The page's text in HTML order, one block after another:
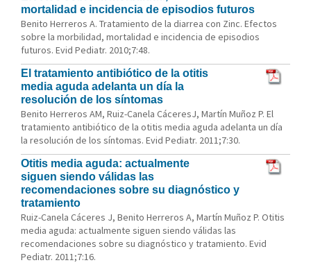
mortalidad e incidencia de episodios futuros
Benito Herreros A. Tratamiento de la diarrea con Zinc. Efectos
sobre la morbilidad, mortalidad e incidencia de episodios
futuros. Evid Pediatr. 2010;7:48.
El tratamiento antibiótico de la otitis
media aguda adelanta un día la
resolución de los síntomas
Benito Herreros AM, Ruiz-Canela CáceresJ, Martín Muñoz P. El
tratamiento antibiótico de la otitis media aguda adelanta un día
la resolución de los síntomas. Evid Pediatr. 2011;7:30.
Otitis media aguda: actualmente
siguen siendo válidas las
recomendaciones sobre su diagnóstico y
tratamiento
Ruiz-Canela Cáceres J, Benito Herreros A, Martín Muñoz P. Otitis
media aguda: actualmente siguen siendo válidas las
recomendaciones sobre su diagnóstico y tratamiento. Evid
Pediatr. 2011;7:16.